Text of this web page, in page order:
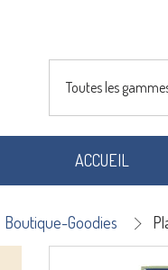
Toutes les
ACCUEIL
Boutique-Goodies